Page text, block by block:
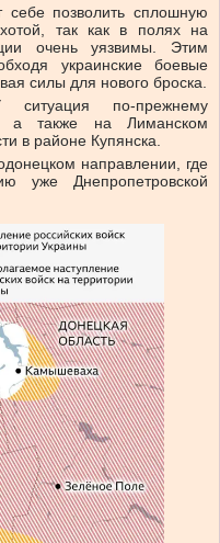
позволить сплошную
так как в полях на
очень уязвимы. Этим
украинские боевые
силы для нового броска.
по-прежнему
а также на Лиманском
в районе Купянска.
направлении, где
уже Днепропетровской